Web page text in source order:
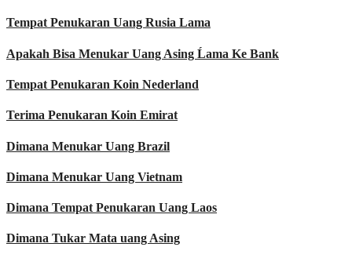
Tempat Penukaran Uang Rusia Lama
Apakah Bisa Menukar Uang Asing Ĺama Ke Bank
Tempat Penukaran Koin Nederland
Terima Penukaran Koin Emirat
Dimana Menukar Uang Brazil
Dimana Menukar Uang Vietnam
Dimana Tempat Penukaran Uang Laos
Dimana Tukar Mata uang Asing